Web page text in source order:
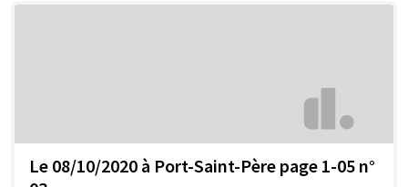
Le 08/10/2020 à Port-Saint-Père page 1-05 n°